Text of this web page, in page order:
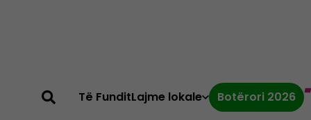
Të FunditLajme lokale Botërori 2026